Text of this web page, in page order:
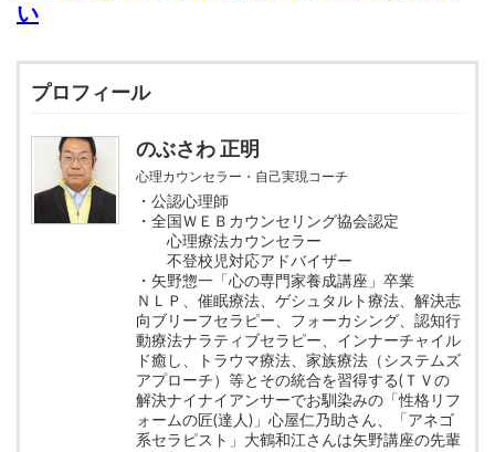
い
プロフィール
のぶさわ 正明
心理カウンセラー・自己実現コーチ
・公認心理師
・全国ＷＥＢカウンセリング協会認定
心理療法カウンセラー
不登校児対応アドバイザー
・矢野惣一「心の専門家養成講座」卒業
ＮＬＰ、催眠療法、ゲシュタルト療法、解決志
向ブリーフセラピー、フォーカシング、認知行
動療法ナラティブセラピー、インナーチャイル
ド癒し、トラウマ療法、家族療法（システムズ
アプローチ）等とその統合を習得する(ＴＶの
解決ナイナイアンサーでお馴染みの「性格リフ
ォームの匠(達人)」心屋仁乃助さん、「アネゴ
系セラピスト」大鶴和江さんは矢野講座の先輩